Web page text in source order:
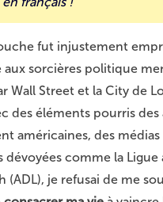
fut injustement
aux sorcières politique
Wall Street et la City de
des éléments pourris des
américaines, des médias
dévoyées comme la
(ADL), je refusai de me